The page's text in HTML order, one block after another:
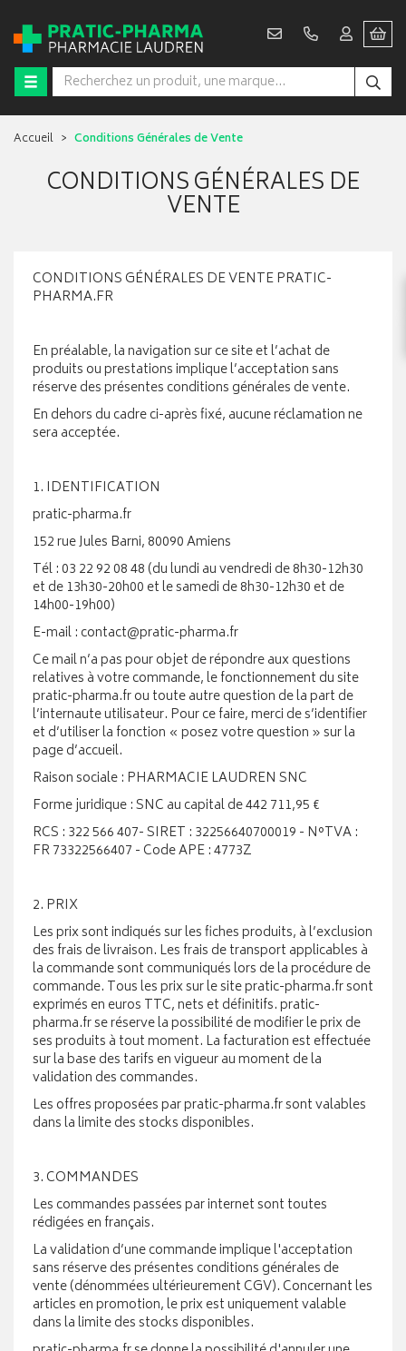
Accueil Conditions Générales de Vente
CONDITIONS GÉNÉRALES DE
VENTE
CONDITIONS GÉNÉRALES DE VENTE PRATIC-
PHARMA.FR
En préalable, la navigation sur ce site et l’achat de
produits ou prestations implique l’acceptation sans
réserve des présentes conditions générales de vente.
En dehors du cadre ci-après fixé, aucune réclamation ne
sera acceptée.
1. IDENTIFICATION
pratic-pharma.fr
152 rue Jules Barni, 80090 Amiens
Tél : 03 22 92 08 48 (du lundi au vendredi de 8h30-12h30
et de 13h30-20h00 et le samedi de 8h30-12h30 et de
14h00-19h00)
E-mail : contact@pratic-pharma.fr
Ce mail n’a pas pour objet de répondre aux questions
relatives à votre commande, le fonctionnement du site
pratic-pharma.fr ou toute autre question de la part de
l’internaute utilisateur. Pour ce faire, merci de s’identifier
et d’utiliser la fonction « posez votre question » sur la
page d’accueil.
Raison sociale : PHARMACIE LAUDREN SNC
Forme juridique : SNC au capital de 442 711,95 €
RCS : 322 566 407- SIRET : 32256640700019 - N°TVA :
FR 73322566407 - Code APE : 4773Z
2. PRIX
Les prix sont indiqués sur les fiches produits, à l’exclusion
des frais de livraison. Les frais de transport applicables à
la commande sont communiqués lors de la procédure de
commande. Tous les prix sur le site pratic-pharma.fr sont
exprimés en euros TTC, nets et définitifs. pratic-
pharma.fr se réserve la possibilité de modifier le prix de
ses produits à tout moment. La facturation est effectuée
sur la base des tarifs en vigueur au moment de la
validation des commandes.
Les offres proposées par pratic-pharma.fr sont valables
dans la limite des stocks disponibles.
3. COMMANDES
Les commandes passées par internet sont toutes
rédigées en français.
La validation d’une commande implique l'acceptation
sans réserve des présentes conditions générales de
vente (dénommées ultérieurement CGV). Concernant les
articles en promotion, le prix est uniquement valable
dans la limite des stocks disponibles.